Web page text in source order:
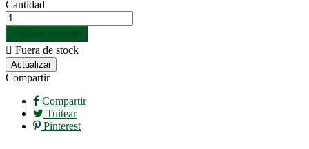
Cantidad
 Fuera de stock
Compartir
Compartir
Tuitear
Pinterest